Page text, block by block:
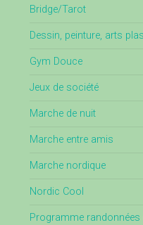
Bridge/Tarot
Dessin, peinture, arts
Gym Douce
Jeux de société
Marche de nuit
Marche entre amis
Marche nordique
Nordic Cool
Programme